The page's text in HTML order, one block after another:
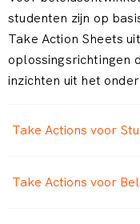
studenten zijn op
Take Action Sheets
oplossingsrichtingen
inzichten uit het
Take Actions voor
Take Actions voor